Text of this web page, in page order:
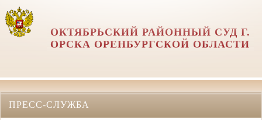
ОКТЯБРЬСКИЙ РАЙОННЫЙ СУД Г.
ОРСКА ОРЕНБУРГСКОЙ ОБЛАСТИ
ПРЕСС-СЛУЖБА